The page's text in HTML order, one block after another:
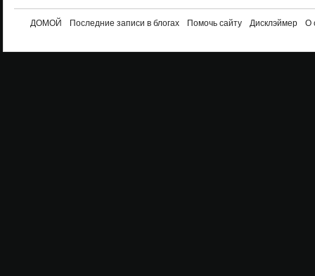
ДОМОЙ Последние записи в блогах Помочь сайту Дисклэймер О